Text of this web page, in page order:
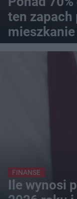
ten zapach
FINANSE
Ile wynosi